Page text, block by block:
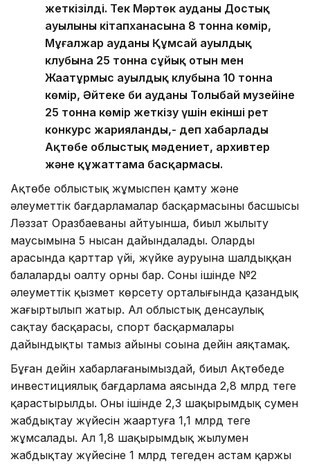
жеткізілді. Тек Мәртөк ауданы Достық
ауылының кітапханасына 8 тонна көмір,
Мұғалжар ауданы Құмсай ауылдық
клубына 25 тонна сұйық отын мен
Жаңатұрмыс ауылдық клубына 10 тонна
көмір, Әйтеке би ауданы Толыбай музейіне
25 тонна көмір жеткізу үшін екінші рет
конкурс жарияланды,- деп хабарлады
Ақтөбе облыстық мәдениет, архивтер
және құжаттама басқармасы.
Ақтөбе облыстық жұмыспен қамту және
әлеуметтік бағдарламалар басқармасының басшысы
Ләззат Оразбаеваның айтуынша, биыл жылыту
маусымына 5 нысан дайындалады. Олардың
арасында қарттар үйі, жүйке ауруына шалдыққан
балаларды оңалту орны бар. Соның ішінде №2
әлеуметтік қызмет көрсету орталығында қазандық
жаңғыртылып жатыр. Ал облыстық денсаулық
сақтау басқарасы, спорт басқармалары
дайындықты тамыз айының соңына дейін аяқтамақ.
Бұған дейін хабарлағанымыздай, биыл Ақтөбеде
инвестициялық бағдарлама аясында 2,8 млрд теңге
қарастырылды. Оның ішінде 2,3 шақырымдық сумен
жабдықтау жүйесін жаңартуға 1,1 млрд теңге
жұмсалады. Ал 1,8 шақырымдық жылумен
жабдықтау жүйесіне 1 млрд теңгеден астам қаржы